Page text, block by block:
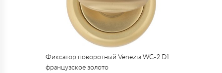
Фиксатор поворотный Venezia WC-2 D1
французское золото